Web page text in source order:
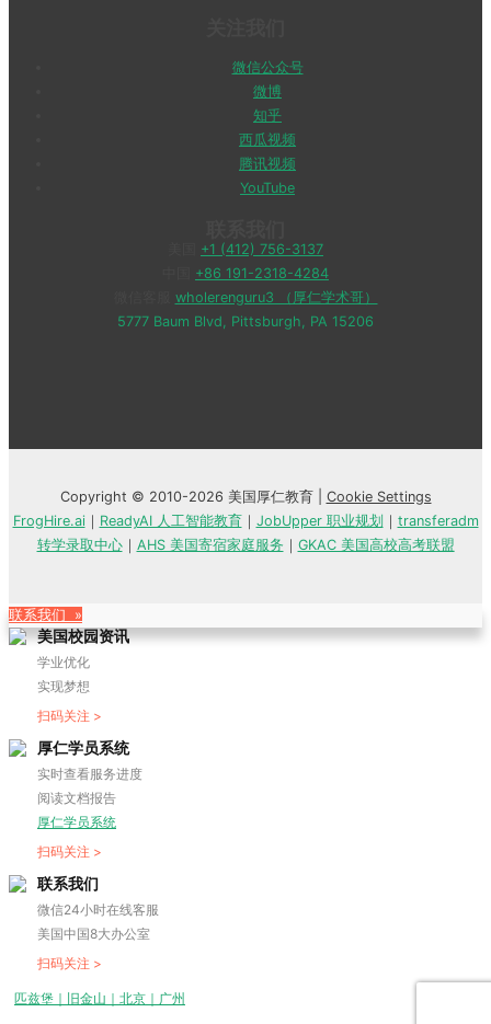
微信公众号
微博
知乎
西瓜视频
腾讯视频
YouTube
+1 (412) 756-3137
+86 191-2318-4284
wholerenguru3 （厚仁学术哥）
5777 Baum Blvd, Pittsburgh, PA 15206
Copyright © 2010-2026 美国厚仁教育 | Cookie Settings
FrogHire.ai｜ ReadyAI 人工智能教育｜ JobUpper 职业规划 ｜ transferadm
转学录取中心｜ AHS 美国寄宿家庭服务 ｜ GKAC 美国高校高考联盟
联系我们 »
美国校园资讯
学业优化
实现梦想
扫码关注 >
厚仁学员系统
实时查看服务进度
阅读文档报告
厚仁学员系统
扫码关注 >
联系我们
微信24小时在线客服
美国中国8大办公室
扫码关注 >
匹兹堡｜旧金山｜北京｜广州